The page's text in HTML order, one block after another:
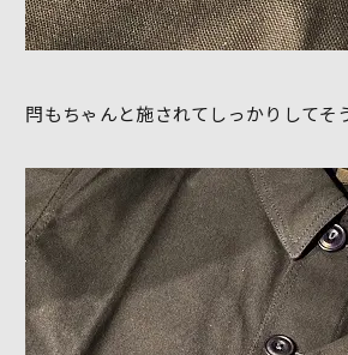
閂もちゃんと施されてしっかりしてそ